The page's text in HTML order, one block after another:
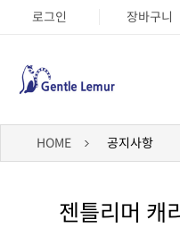
로그인 장바구니
HOME 공지사항
젠틀리머 캐